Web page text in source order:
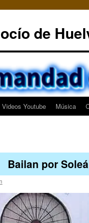
de
Videos Youtube Música
Bailan por Soleá